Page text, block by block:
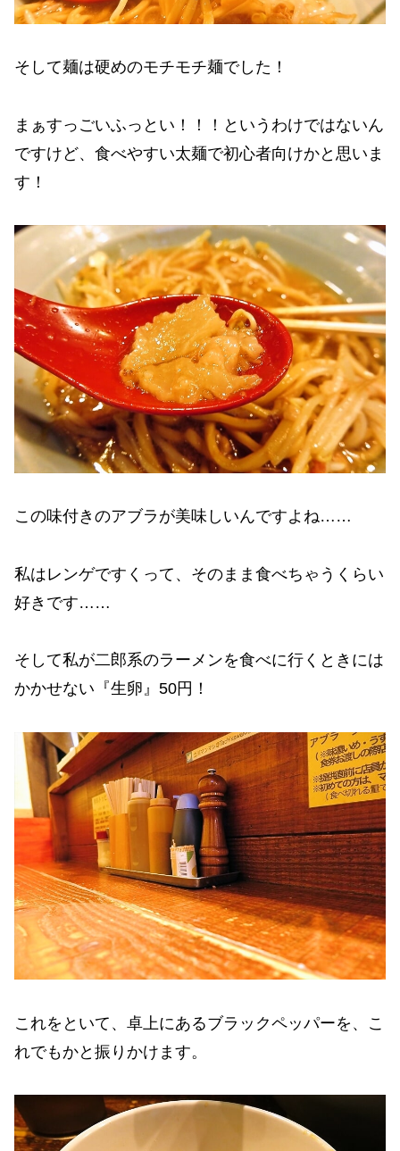
そして麺は硬めのモチモチ麺でした！
まぁすっごいふっとい！！！というわけではないん
ですけど、食べやすい太麺で初心者向けかと思いま
す！
この味付きのアブラが美味しいんですよね……
私はレンゲですくって、そのまま食べちゃうくらい
好きです……
そして私が二郎系のラーメンを食べに行くときには
かかせない『生卵』50円！
これをといて、卓上にあるブラックペッパーを、こ
れでもかと振りかけます。